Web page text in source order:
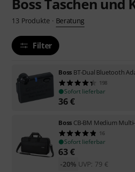
13 Produkte · Beratung
Filter
Boss BT-Dual Bluetooth
198
Sofort lieferbar
36€
Boss CB-BM Medium
16
Sofort lieferbar
63€
UVP: 79 €
-20%